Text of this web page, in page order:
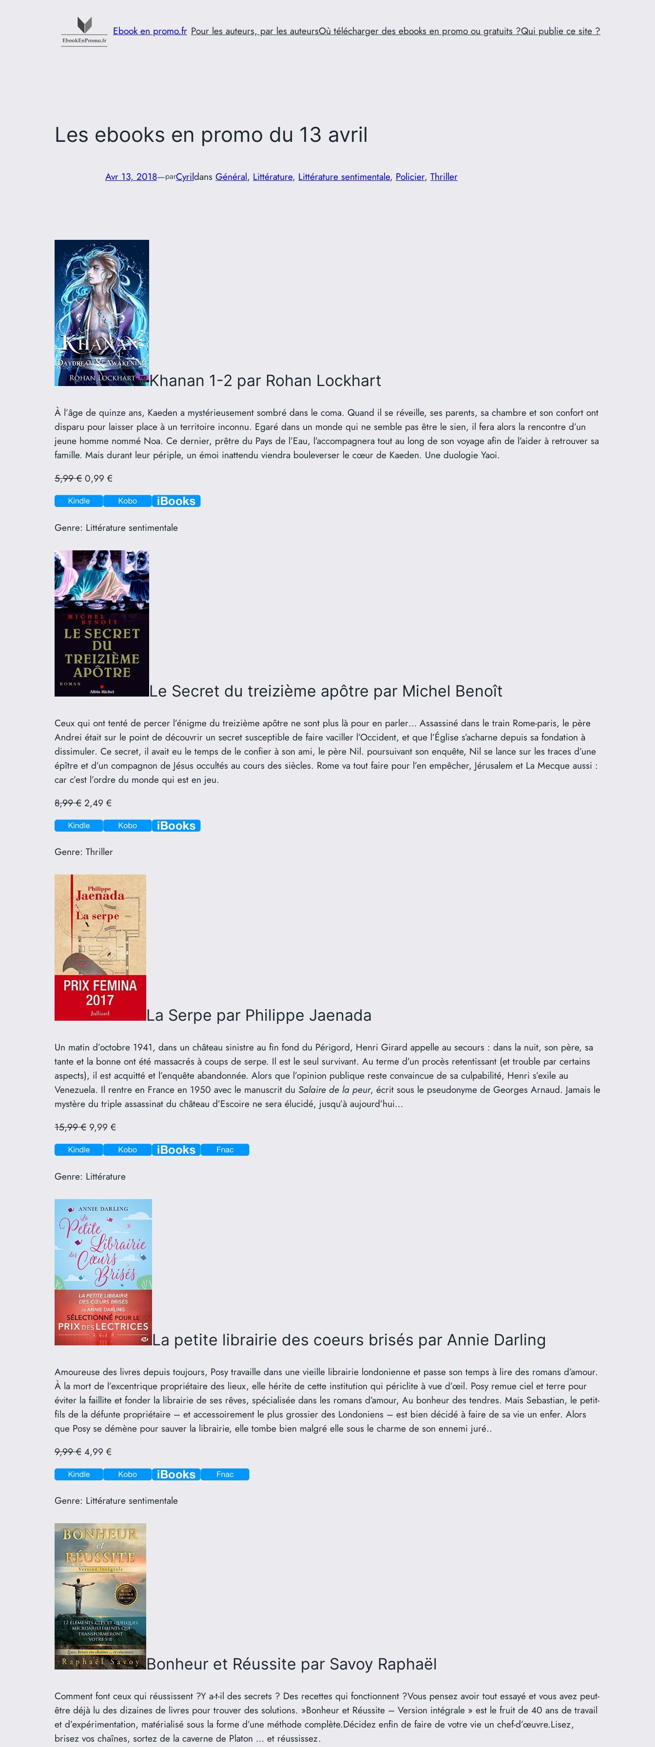
Ebook en promo.fr Pour les auteurs, par les auteursOù télécharger des ebooks en promo ou gratuits ?Qui publie ce site ?
Les ebooks en promo du 13 avril
Avr 13, 2018—parCyrildans Général, Littérature, Littérature sentimentale, Policier, Thriller
Khanan 1-2 par Rohan Lockhart
À l’âge de quinze ans, Kaeden a mystérieusement sombré dans le coma. Quand il se réveille, ses parents, sa chambre et son confort ont
disparu pour laisser place à un territoire inconnu. Egaré dans un monde qui ne semble pas être le sien, il fera alors la rencontre d’un
jeune homme nommé Noa. Ce dernier, prêtre du Pays de l’Eau, l’accompagnera tout au long de son voyage afin de l’aider à retrouver sa
famille. Mais durant leur périple, un émoi inattendu viendra bouleverser le cœur de Kaeden. Une duologie Yaoi.
5,99 € 0,99 €
Genre: Littérature sentimentale
Le Secret du treizième apôtre par Michel Benoît
Ceux qui ont tenté de percer l’énigme du treizième apôtre ne sont plus là pour en parler… Assassiné dans le train Rome-paris, le père
Andrei était sur le point de découvrir un secret susceptible de faire vaciller l’Occident, et que l’Église s’acharne depuis sa fondation à
dissimuler. Ce secret, il avait eu le temps de le confier à son ami, le père Nil. poursuivant son enquête, Nil se lance sur les traces d’une
épître et d’un compagnon de Jésus occultés au cours des siècles. Rome va tout faire pour l’en empêcher, Jérusalem et La Mecque aussi :
car c’est l’ordre du monde qui est en jeu.
8,99 € 2,49 €
Genre: Thriller
La Serpe par Philippe Jaenada
Un matin d’octobre 1941, dans un château sinistre au fin fond du Périgord, Henri Girard appelle au secours : dans la nuit, son père, sa
tante et la bonne ont été massacrés à coups de serpe. Il est le seul survivant. Au terme d’un procès retentissant (et trouble par certains
aspects), il est acquitté et l’enquête abandonnée. Alors que l’opinion publique reste convaincue de sa culpabilité, Henri s’exile au
Venezuela. Il rentre en France en 1950 avec le manuscrit du Salaire de la peur, écrit sous le pseudonyme de Georges Arnaud. Jamais le
mystère du triple assassinat du château d’Escoire ne sera élucidé, jusqu’à aujourd’hui…
15,99 € 9,99 €
Genre: Littérature
La petite librairie des coeurs brisés par Annie Darling
Amoureuse des livres depuis toujours, Posy travaille dans une vieille librairie londonienne et passe son temps à lire des romans d’amour.
À la mort de l’excentrique propriétaire des lieux, elle hérite de cette institution qui périclite à vue d’œil. Posy remue ciel et terre pour
éviter la faillite et fonder la librairie de ses rêves, spécialisée dans les romans d’amour, Au bonheur des tendres. Mais Sebastian, le petit-
fils de la défunte propriétaire – et accessoirement le plus grossier des Londoniens – est bien décidé à faire de sa vie un enfer. Alors
que Posy se démène pour sauver la librairie, elle tombe bien malgré elle sous le charme de son ennemi juré..
9,99 € 4,99 €
Genre: Littérature sentimentale
Bonheur et Réussite par Savoy Raphaël
Comment font ceux qui réussissent ?Y a-t-il des secrets ? Des recettes qui fonctionnent ?Vous pensez avoir tout essayé et vous avez peut-
être déjà lu des dizaines de livres pour trouver des solutions. »Bonheur et Réussite – Version intégrale » est le fruit de 40 ans de travail
et d’expérimentation, matérialisé sous la forme d’une méthode complète.Décidez enfin de faire de votre vie un chef-d’œuvre.Lisez,
brisez vos chaînes, sortez de la caverne de Platon … et réussissez.